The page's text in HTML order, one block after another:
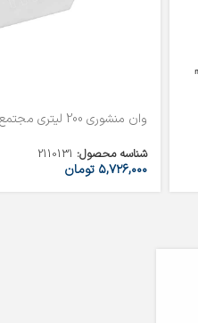
وان منشوری 200 لیتری مجتمع پلاستیک طبرستان
شناسه محصول: 2110131
۵,۷۲۶,۰۰۰ تومان